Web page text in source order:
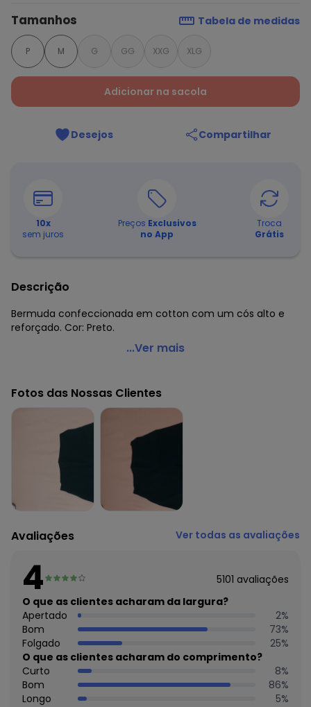
Tamanhos Tabela de medidas
P M G GG XXG XLG
Adicionar na sacola
Desejos Compartilhar
10x
sem juros
Preços Exclusivos
no App
Troca
Grátis
Descrição
Bermuda confeccionada em cotton com um cós alto e
reforçado. Cor: Preto.
Alma Dolce - Bermuda Cintura Alta Preta
Observação: Cós duplo - Baixa compressão
Tecido: Cotton
Composição: Conforme imagem etiqueta
Histórico de preços
O preço apresentado abaixo é o menor oferecido em
algum dia do mês, para o menor tamanho disponível.
agosto/2026
julho/2026
maio/2026 R$ 34,99
abril/2026 R$ 34,99
fevereiro/2026 R$ 34,99
...Ver mais
Fotos das Nossas Clientes
Avaliações Ver todas as avaliações
4 5101 avaliações
O que as clientes acharam da largura?
Apertado
2%
Bom
73%
Folgado
25%
O que as clientes acharam do comprimento?
Curto
8%
Bom
86%
Longo
5%